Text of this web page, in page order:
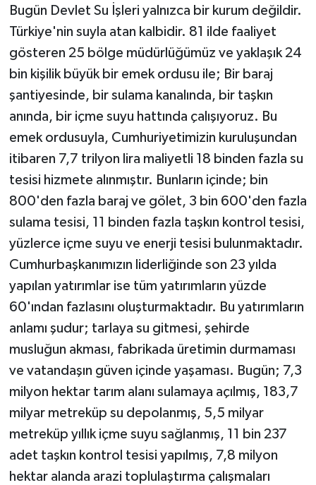
Bugün Devlet Su İşleri yalnızca bir kurum değildir.
Türkiye'nin suyla atan kalbidir. 81 ilde faaliyet
gösteren 25 bölge müdürlüğümüz ve yaklaşık 24
bin kişilik büyük bir emek ordusu ile; Bir baraj
şantiyesinde, bir sulama kanalında, bir taşkın
anında, bir içme suyu hattında çalışıyoruz. Bu
emek ordusuyla, Cumhuriyetimizin kuruluşundan
itibaren 7,7 trilyon lira maliyetli 18 binden fazla su
tesisi hizmete alınmıştır. Bunların içinde; bin
800'den fazla baraj ve gölet, 3 bin 600'den fazla
sulama tesisi, 11 binden fazla taşkın kontrol tesisi,
yüzlerce içme suyu ve enerji tesisi bulunmaktadır.
Cumhurbaşkanımızın liderliğinde son 23 yılda
yapılan yatırımlar ise tüm yatırımların yüzde
60'ından fazlasını oluşturmaktadır. Bu yatırımların
anlamı şudur; tarlaya su gitmesi, şehirde
musluğun akması, fabrikada üretimin durmaması
ve vatandaşın güven içinde yaşaması. Bugün; 7,3
milyon hektar tarım alanı sulamaya açılmış, 183,7
milyar metreküp su depolanmış, 5,5 milyar
metreküp yıllık içme suyu sağlanmış, 11 bin 237
adet taşkın kontrol tesisi yapılmış, 7,8 milyon
hektar alanda arazi toplulaştırma çalışmaları